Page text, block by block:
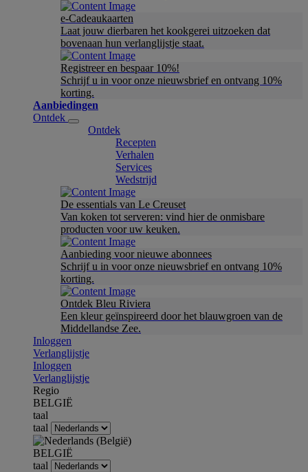
e-Cadeaukaarten
Laat jouw dierbaren het kookgerei uitzoeken dat
bovenaan hun verlanglijstje staat.
Registreer en bespaar 10%!
Schrijf u in voor onze nieuwsbrief en ontvang 10%
korting.
Aanbiedingen
Ontdek
Ontdek
Recepten
Verhalen
Services
Wedstrijd
De essentials van Le Creuset
Van koken tot serveren: vind hier de onmisbare
producten voor uw keuken.
Aanbieding voor nieuwe abonnees
Schrijf u in voor onze nieuwsbrief en ontvang 10%
korting.
Ontdek Bleu Riviera
Een kleur geïnspireerd door het blauwgroen van de
Middellandse Zee.
Inloggen
Verlanglijstje
Inloggen
Verlanglijstje
Regio
BELGIË
taal
taal
BELGIË
taal